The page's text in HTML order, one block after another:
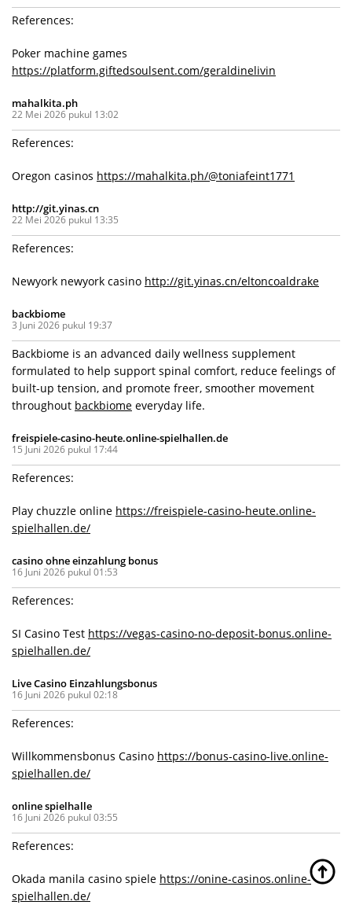
References:
Poker machine games
https://platform.giftedsoulsent.com/geraldinelivin
mahalkita.ph
22 Mei 2026 pukul 13:02
References:
Oregon casinos https://mahalkita.ph/@toniafeint1771
http://git.yinas.cn
22 Mei 2026 pukul 13:35
References:
Newyork newyork casino http://git.yinas.cn/eltoncoaldrake
backbiome
3 Juni 2026 pukul 19:37
Backbiome is an advanced daily wellness supplement
formulated to help support spinal comfort, reduce feelings of
built-up tension, and promote freer, smoother movement
throughout backbiome everyday life.
freispiele-casino-heute.online-spielhallen.de
15 Juni 2026 pukul 17:44
References:
Play chuzzle online https://freispiele-casino-heute.online-
spielhallen.de/
casino ohne einzahlung bonus
16 Juni 2026 pukul 01:53
References:
SI Casino Test https://vegas-casino-no-deposit-bonus.online-
spielhallen.de/
Live Casino Einzahlungsbonus
16 Juni 2026 pukul 02:18
References:
Willkommensbonus Casino https://bonus-casino-live.online-
spielhallen.de/
online spielhalle
16 Juni 2026 pukul 03:55
References:
Okada manila casino spiele https://onine-casinos.online-
spielhallen.de/